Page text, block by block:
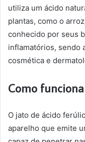
utiliza um ácido
plantas, como o
conhecido por seus
inflamatórios, sendo
cosmética e
Como
O jato de ácido
aparelho que emite